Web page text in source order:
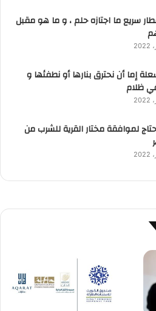
سريع ما اجتازه حلم ، و ما هو مقبل
إما أن نحترق بنارها أو نطفئها و
ظلام
لموافقة مختار القرية للشرب من